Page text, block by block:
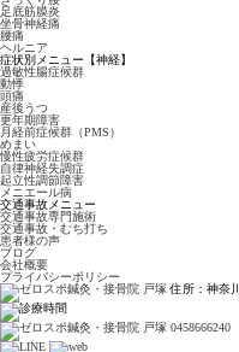
足底筋膜炎
坐骨神経痛
腰痛
ヘルニア
症状別メニュー【神経】
過敏性腸症候群
動悸
頭痛
産後うつ
更年期障害
月経前症候群（PMS）
めまい
慢性疲労症候群
自律神経失調症
起立性調節障害
メニエール病
交通事故メニュー
交通事故専門施術
交通事故・むち打ち
患者様の声
ブログ
会社概要
プライバシーポリシー
住所：神奈